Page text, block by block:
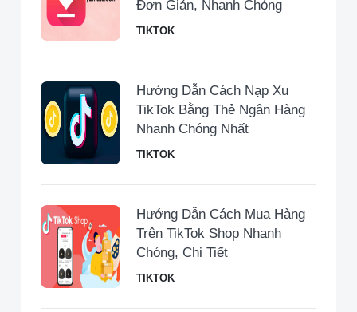
Đơn Giản, Nhanh Chóng
TIKTOK
Hướng Dẫn Cách Nạp Xu
TikTok Bằng Thẻ Ngân Hàng
Nhanh Chóng Nhất
TIKTOK
Hướng Dẫn Cách Mua Hàng
Trên TikTok Shop Nhanh
Chóng, Chi Tiết
TIKTOK